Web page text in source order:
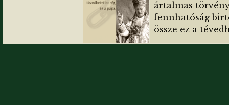
ártalmas
fennhatóság
össze ez a